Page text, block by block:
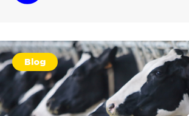
Blog